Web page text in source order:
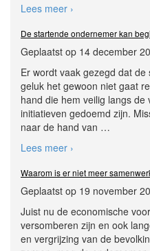
Lees meer ›
De startende ondernemer kan
Geplaatst op 14 december
Er wordt vaak gezegd dat
geluk het gewoon niet gaat
hand die hem veilig langs
initiatieven gedoemd zijn.
naar de hand van …
Lees meer ›
Waarom is er niet meer
Geplaatst op 19 november
Juist nu de economische
versomberen zijn en ook
en vergrijzing van de